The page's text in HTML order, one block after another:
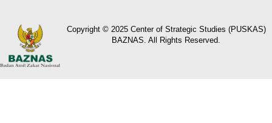
Copyright © 2025 Center of Strategic Studies (PUSKAS)
BAZNAS. All Rights Reserved.